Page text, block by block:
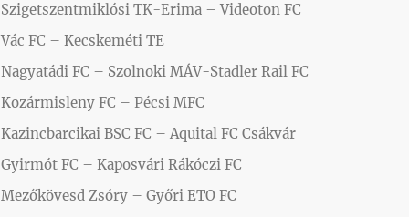
Szigetszentmiklósi TK-Erima – Videoton FC
Vác FC – Kecskeméti TE
Nagyatádi FC – Szolnoki MÁV-Stadler Rail FC
Kozármisleny FC – Pécsi MFC
Kazincbarcikai BSC FC – Aquital FC Csákvár
Gyirmót FC – Kaposvári Rákóczi FC
Mezőkövesd Zsóry – Győri ETO FC